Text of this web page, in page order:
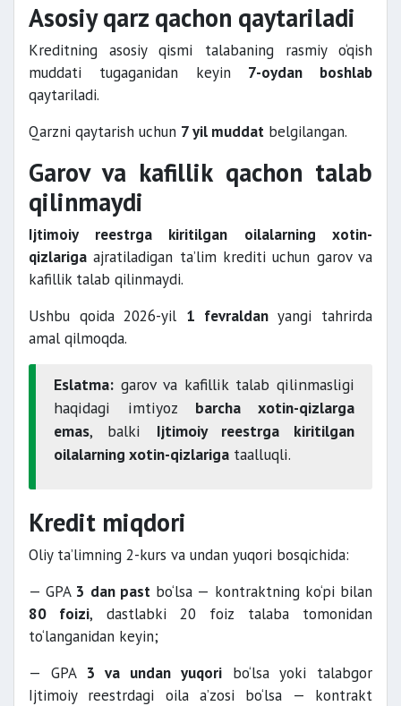
Asosiy qarz qachon qaytariladi
Kreditning asosiy qismi talabaning rasmiy o‘qish
muddati tugaganidan keyin 7-oydan boshlab
qaytariladi.
Qarzni qaytarish uchun 7 yil muddat belgilangan.
Garov va kafillik qachon talab
qilinmaydi
Ijtimoiy reestrga kiritilgan oilalarning xotin-
qizlariga ajratiladigan ta’lim krediti uchun garov va
kafillik talab qilinmaydi.
Ushbu qoida 2026-yil 1 fevraldanyangi tahrirda
amal qilmoqda.
Eslatma: garov va kafillik talab qilinmasligi
haqidagi imtiyoz barcha xotin-qizlarga
emas, balki Ijtimoiy reestrga kiritilgan
oilalarning xotin-qizlariga taalluqli.
Kredit miqdori
Oliy ta’limning 2-kurs va undan yuqori bosqichida:
— GPA 3 dan pastbo‘lsa — kontraktning ko‘pi bilan
80 foizi, dastlabki 20 foiz talaba tomonidan
to‘langanidan keyin;
— GPA 3 va undan yuqoribo‘lsa yoki talabgor
Ijtimoiy reestrdagi oila a’zosi bo‘lsa — kontrakt